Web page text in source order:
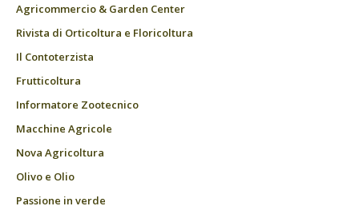
Agricommercio & Garden Center
Rivista di Orticoltura e Floricoltura
Il Contoterzista
Frutticoltura
Informatore Zootecnico
Macchine Agricole
Nova Agricoltura
Olivo e Olio
Passione in verde